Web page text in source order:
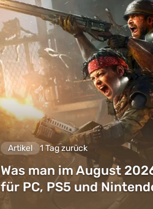
Artikel 1 Tag zurück
Was man im August
für PC, PS5 und